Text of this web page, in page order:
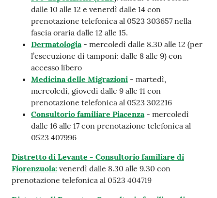
dalle 10 alle 12 e venerdì dalle 14 con
prenotazione telefonica al 0523 303657 nella
fascia oraria dalle 12 alle 15.
Dermatologia- mercoledì dalle 8.30 alle 12 (per
l’esecuzione di tamponi: dalle 8 alle 9) con
accesso libero
Medicina delle Migrazioni - martedì,
mercoledì, giovedì dalle 9 alle 11 con
prenotazione telefonica al 0523 302216
Consultorio familiare Piacenza- mercoledì
dalle 16 alle 17 con prenotazione telefonica al
0523 407996
Distretto di Levante - Consultorio familiare di
Fiorenzuola: venerdì dalle 8.30 alle 9.30 con
prenotazione telefonica al 0523 404719